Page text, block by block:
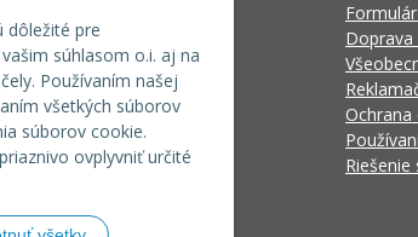
dôležité pre
súhlasom o.i. aj na
Používaním našej
všetkých súborov
súborov cookie.
ovplyvniť určité
731
328
Doprava
Riešenie